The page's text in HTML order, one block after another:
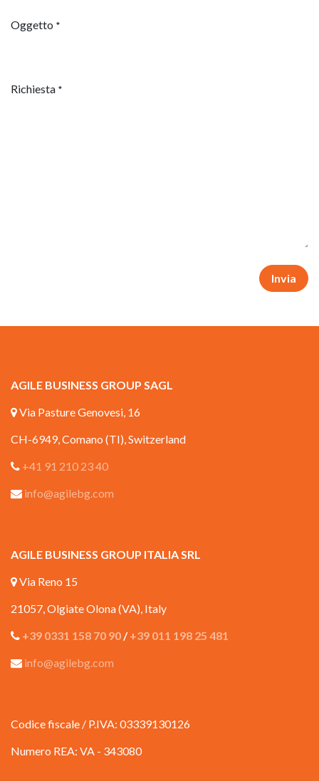
Oggetto *
Richiesta *
Invia
AGILE BUSINESS GROUP SAGL
Via Pasture Genovesi, 16
CH-6949, Comano (TI), Switzerland
+41 91 210 23 40
info@agilebg.com
AGILE BUSINESS GROUP ITALIA SRL
Via Reno 15
21057, Olgiate Olona (VA), Italy
+39 0331 158 70 90/+39 011 198 25 481
info@agilebg.com
Codice fiscale / P.IVA: 03339130126
Numero REA: VA - 343080